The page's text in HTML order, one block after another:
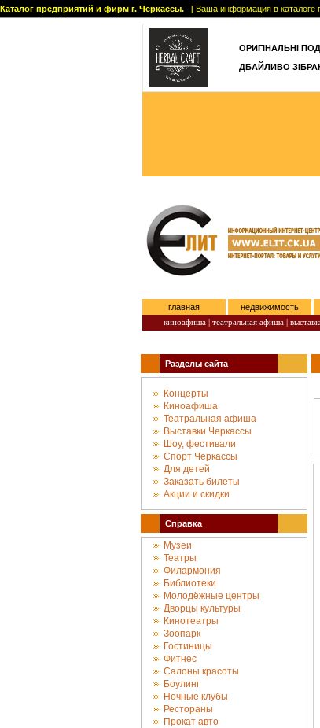
Каталог предприятий и фирм г. Черкассы. [ Ваша информация в каталоге
ОРИГІНАЛЬНІ
ДБАЙЛИВО
главная недвижимость
киноафиша | театральная афиша |
Разделы сайта
Концерты
Киноафиша
Театральная афиша
Выставки Черкассы
Шоу, фестивали
Спорт Черкассы
Для детей
Заказать билеты
Акции и скидки
Справка
Музеи
Театры
Филармония
Библиотеки
Молодёжные центры
Дворцы культуры
Кинотеатры
Зоопарк
Гостиницы
Фитнес
Салоны красоты
Боулинг
Ночные клубы
Рестораны
Прокат авто